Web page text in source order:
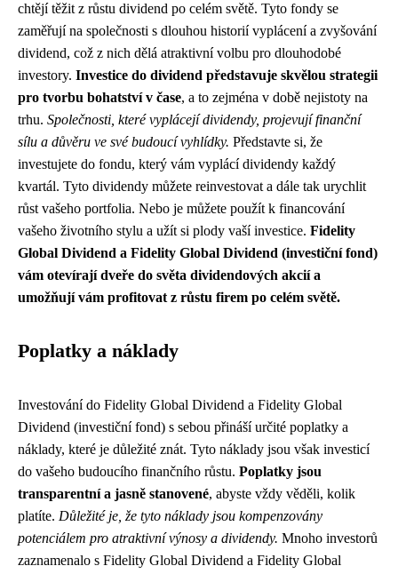
chtějí těžit z růstu dividend po celém světě. Tyto fondy se
zaměřují na společnosti s dlouhou historií vyplácení a zvyšování
dividend, což z nich dělá atraktivní volbu pro dlouhodobé
investory. Investice do dividend představuje skvělou strategii
pro tvorbu bohatství v čase, a to zejména v době nejistoty na
trhu. Společnosti, které vyplácejí dividendy, projevují finanční
sílu a důvěru ve své budoucí vyhlídky. Představte si, že
investujete do fondu, který vám vyplácí dividendy každý
kvartál. Tyto dividendy můžete reinvestovat a dále tak urychlit
růst vašeho portfolia. Nebo je můžete použít k financování
vašeho životního stylu a užít si plody vaší investice. Fidelity
Global Dividend a Fidelity Global Dividend (investiční fond)
vám otevírají dveře do světa dividendových akcií a
umožňují vám profitovat z růstu firem po celém světě.
Poplatky a náklady
Investování do Fidelity Global Dividend a Fidelity Global
Dividend (investiční fond) s sebou přináší určité poplatky a
náklady, které je důležité znát. Tyto náklady jsou však investicí
do vašeho budoucího finančního růstu. Poplatky jsou
transparentní a jasně stanovené, abyste vždy věděli, kolik
platíte. Důležité je, že tyto náklady jsou kompenzovány
potenciálem pro atraktivní výnosy a dividendy. Mnoho investorů
zaznamenalo s Fidelity Global Dividend a Fidelity Global